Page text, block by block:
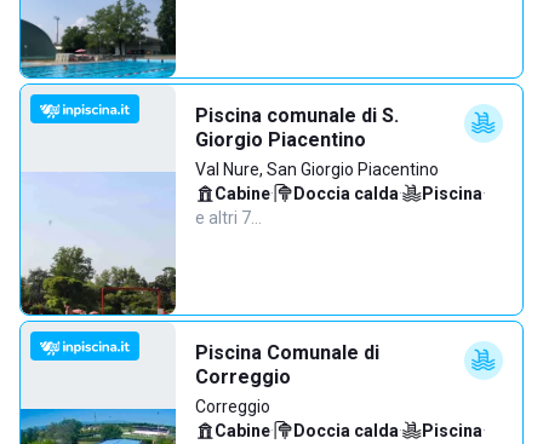
Piscina comunale di S.
Giorgio Piacentino
Val Nure, San Giorgio Piacentino
Cabine· Doccia calda· Piscina·
e altri 7…
Piscina Comunale di
Correggio
Correggio
Cabine· Doccia calda· Piscina·